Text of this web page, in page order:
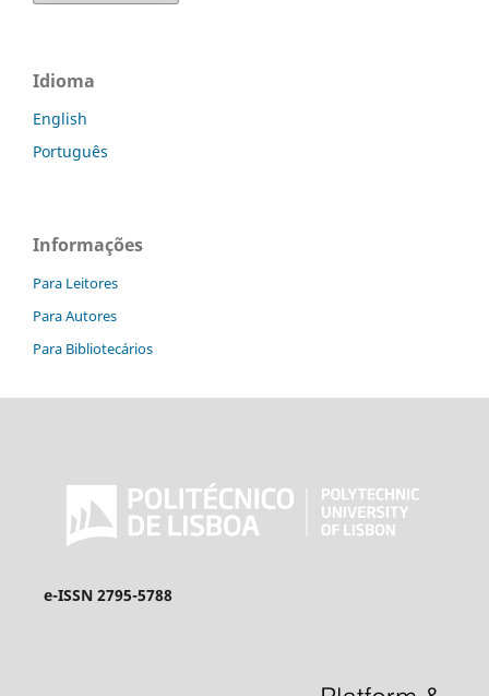
Idioma
English
Português
Informações
Para Leitores
Para Autores
Para Bibliotecários
e-ISSN 2795-5788